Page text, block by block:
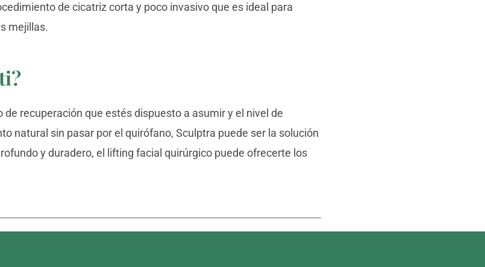
de cicatriz corta y poco invasivo que es ideal para
mejillas.
recuperación que estés dispuesto a asumir y el nivel de
natural sin pasar por el quirófano, Sculptra puede ser la solución
y duradero, el lifting facial quirúrgico puede ofrecerte los